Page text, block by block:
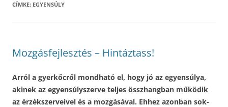
CÍMKE: EGYENSÚLY
Mozgásfejlesztés – Hintáztass!
Arról a gyerkőcről mondható el, hogy jó az egyensúlya,
akinek az egyensúlyszerve teljes összhangban működik
az érzékszerveivel és a mozgásával. Ehhez azonban sok-